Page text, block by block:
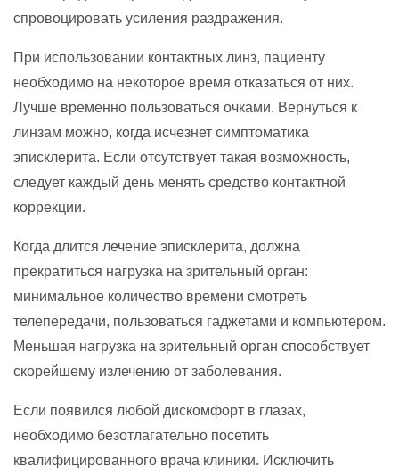
спровоцировать усиления раздражения.
При использовании контактных линз, пациенту
необходимо на некоторое время отказаться от них.
Лучше временно пользоваться очками. Вернуться к
линзам можно, когда исчезнет симптоматика
эписклерита. Если отсутствует такая возможность,
следует каждый день менять средство контактной
коррекции.
Когда длится лечение эписклерита, должна
прекратиться нагрузка на зрительный орган:
минимальное количество времени смотреть
телепередачи, пользоваться гаджетами и компьютером.
Меньшая нагрузка на зрительный орган способствует
скорейшему излечению от заболевания.
Если появился любой дискомфорт в глазах,
необходимо безотлагательно посетить
квалифицированного врача клиники. Исключить